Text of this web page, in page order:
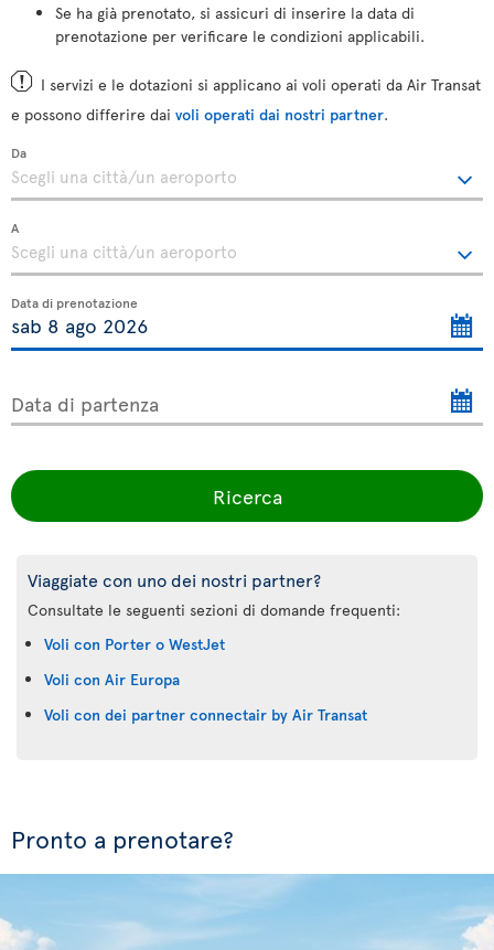
Se ha già prenotato, si assicuri di inserire la data di
prenotazione per verificare le condizioni applicabili.
I servizi e le dotazioni si applicano ai voli operati da Air Transat
e possono differire dai voli operati dai nostri partner.
Da
A
Data di prenotazione
Data di partenza
Ricerca
Viaggiate con uno dei nostri partner?
Consultate le seguenti sezioni di domande frequenti:
Voli con Porter o WestJet
Voli con Air Europa
Voli con dei partner connectair by Air Transat
Pronto a prenotare?